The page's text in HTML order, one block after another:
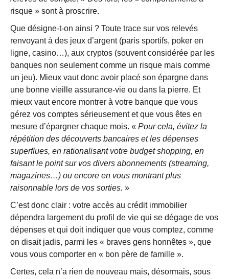
risque » sont à proscrire.
Que désigne-t-on ainsi ? Toute trace sur vos relevés
renvoyant à des jeux d’argent (paris sportifs, poker en
ligne, casino…), aux cryptos (souvent considérée par les
banques non seulement comme un risque mais comme
un jeu). Mieux vaut donc avoir placé son épargne dans
une bonne vieille assurance-vie ou dans la pierre. Et
mieux vaut encore montrer à votre banque que vous
gérez vos comptes sérieusement et que vous êtes en
mesure d’épargner chaque mois. « Pour cela, évitez la
répétition des découverts bancaires et les dépenses
superflues, en rationalisant votre budget shopping, en
faisant le point sur vos divers abonnements (streaming,
magazines…) ou encore en vous montrant plus
raisonnable lors de vos sorties. »
C’est donc clair : votre accès au crédit immobilier
dépendra largement du profil de vie qui se dégage de vos
dépenses et qui doit indiquer que vous comptez, comme
on disait jadis, parmi les « braves gens honnêtes », que
vous vous comporter en « bon père de famille ».
Certes, cela n’a rien de nouveau mais, désormais, sous